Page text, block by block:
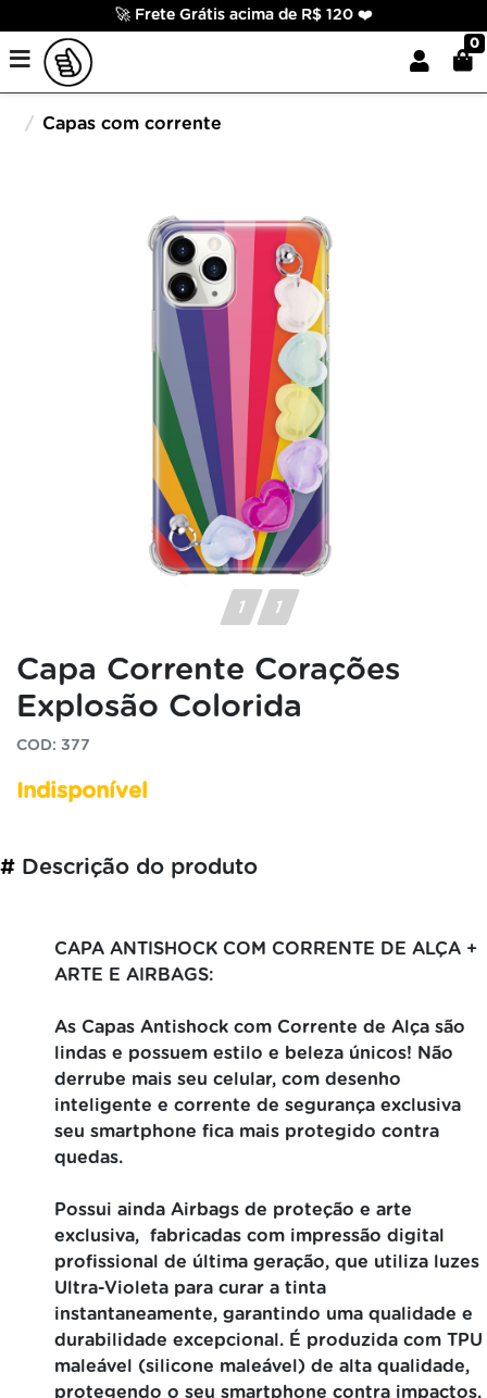
🚀 Frete Grátis acima de R$ 120 ❤️
0
Capas com corrente
Capa Corrente Corações
Explosão Colorida
COD: 377
Indisponível
# Descrição do produto
CAPA ANTISHOCK COM CORRENTE DE ALÇA +
ARTE E AIRBAGS:
As Capas Antishock com Corrente de Alça são
lindas e possuem estilo e beleza únicos! Não
derrube mais seu celular, com desenho
inteligente e corrente de segurança exclusiva
seu smartphone fica mais protegido contra
quedas.
Possui ainda Airbags de proteção e arte
exclusiva, fabricadas com impressão digital
profissional de última geração, que utiliza luzes
Ultra-Violeta para curar a tinta
instantaneamente, garantindo uma qualidade e
durabilidade excepcional. É produzida com TPU
maleável (silicone maleável) de alta qualidade,
protegendo o seu smartphone contra impactos,